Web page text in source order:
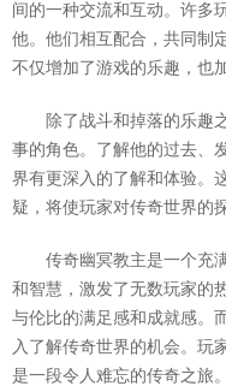
间的一种交流和互动。许多
他。他们相互配合，共同制
不仅增加了游戏的乐趣，也
除了战斗和掉落的乐趣
事的角色。了解他的过去、
界有更深入的了解和体验。
疑，将使玩家对传奇世界的
传奇幽冥教主是一个充
和智慧，激发了无数玩家的
与伦比的满足感和成就感。
入了解传奇世界的机会。玩
是一段令人难忘的传奇之旅。